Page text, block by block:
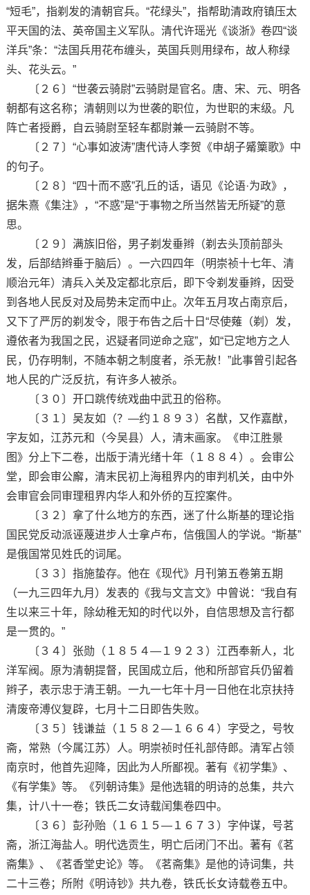
“短毛”，指剃发的清朝官兵。“花绿头”，指帮助清政府镇压太
平天国的法、英帝国主义军队。清代许瑶光《谈浙》卷四“谈
洋兵”条：“法国兵用花布缠头，英国兵则用绿布，故人称绿
头、花头云。”
〔２６〕“世袭云骑尉”云骑尉是官名。唐、宋、元、明各
朝都有这名称；清朝则以为世袭的职位，为世职的末级。凡
阵亡者授爵，自云骑尉至轻车都尉兼一云骑尉不等。
〔２７〕“心事如波涛”唐代诗人李贺《申胡子觱篥歌》中
的句子。
〔２８〕“四十而不惑”孔丘的话，语见《论语·为政》，
据朱熹《集注》，“不惑”是“于事物之所当然皆无所疑”的意
思。
〔２９〕满族旧俗，男子剃发垂辫（剃去头顶前部头
发，后部结辫垂于脑后）。一六四四年（明崇祯十七年、清
顺治元年）清兵入关及定都北京后，即下令剃发垂辫，因受
到各地人民反对及局势未定而中止。次年五月攻占南京后，
又下了严厉的剃发令，限于布告之后十日“尽使薙（剃）发，
遵依者为我国之民，迟疑者同逆命之寇”，如“已定地方之人
民，仍存明制，不随本朝之制度者，杀无赦！”此事曾引起各
地人民的广泛反抗，有许多人被杀。
〔３０〕开口跳传统戏曲中武丑的俗称。
〔３１〕吴友如（？—约１８９３）名猷，又作嘉猷，
字友如，江苏元和（今吴县）人，清末画家。《申江胜景
图》分上下二卷，出版于清光绪十年（１８８４）。会审公
堂，即会审公廨，清末民初上海租界内的审判机关，由中外
会审官会同审理租界内华人和外侨的互控案件。
〔３２〕拿了什么地方的东西，迷了什么斯基的理论指
国民党反动派诬蔑进步人士拿卢布，信俄国人的学说。“斯基”
是俄国常见姓氏的词尾。
〔３３〕指施蛰存。他在《现代》月刊第五卷第五期
（一九三四年九月）发表的《我与文言文》中曾说：“我自有
生以来三十年，除幼稚无知的时代以外，自信思想及言行都
是一贯的。”
〔３４〕张勋（１８５４—１９２３）江西奉新人，北
洋军阀。原为清朝提督，民国成立后，他和所部官兵仍留着
辫子，表示忠于清王朝。一九一七年十月一日他在北京扶持
清废帝溥仪复辟，七月十二日即告失败。
〔３５〕钱谦益（１５８２—１６６４）字受之，号牧
斋，常熟（今属江苏）人。明崇祯时任礼部侍郎。清军占领
南京时，他首先迎降，因此为人所鄙视。著有《初学集》、
《有学集》等。《列朝诗集》是他选辑的明诗的总集，共六
集，计八十一卷；铁氏二女诗载闰集卷四中。
〔３６〕彭孙贻（１６１５—１６７３）字仲谋，号茗
斋，浙江海盐人。明代选贡生，明亡后闭门不出。著有《茗
斋集》、《茗香堂史论》等。《茗斋集》是他的诗词集，共
二十三卷；所附《明诗钞》共九卷，铁氏长女诗载卷五中。